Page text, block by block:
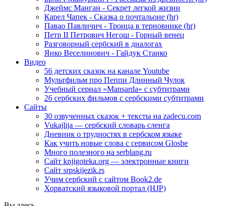
Джеймс Манган - Секрет легкой жизни
Карел Чапек - Сказка о почтальоне (hr)
Павао Павличич - Троица в терновнике (hr)
Петр II Петрович Негош - Горный венец
Разговорный сербский в диалогах
Янко Веселинович - Гайдук Станко
Видео
56 детских сказок на канале Youtube
Мультфильм про Пеппи Длинный Чулок
Учебный сериал «Mansarda» с субтитрами
26 сербских фильмов с сербскими субтитрами
Сайты
30 озвученных сказок + тексты на zadecu.com
Vukajlija — сербский словарь сленга
Дневник о трудностях в сербском языке
Как учить новые слова с сервисом Glosbe
Много полезного на serblang.ru
Сайт knjigoteka.org — электронные книги
Сайт srpskijezik.rs
Учим сербский с сайтом Book2.de
Хорватский языковой портал (HJP)